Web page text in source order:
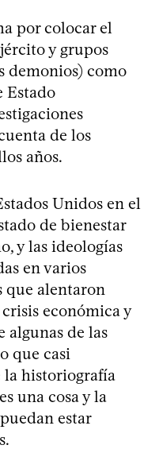
por colocar el
y grupos
demonios) como
Estado
de los
años.
Unidos en el
de bienestar
y las ideologías
en varios
que alentaron
económica y
algunas de las
que casi
historiografía
una cosa y la
estar